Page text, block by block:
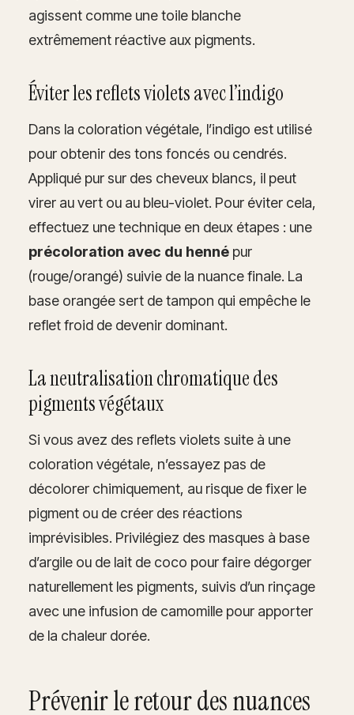
agissent comme une toile blanche
extrêmement réactive aux pigments.
Éviter les reflets violets avec l’indigo
Dans la coloration végétale, l’indigo est utilisé
pour obtenir des tons foncés ou cendrés.
Appliqué pur sur des cheveux blancs, il peut
virer au vert ou au bleu-violet. Pour éviter cela,
effectuez une technique en deux étapes : une
précoloration avec du henné pur
(rouge/orangé) suivie de la nuance finale. La
base orangée sert de tampon qui empêche le
reflet froid de devenir dominant.
La neutralisation chromatique des
pigments végétaux
Si vous avez des reflets violets suite à une
coloration végétale, n’essayez pas de
décolorer chimiquement, au risque de fixer le
pigment ou de créer des réactions
imprévisibles. Privilégiez des masques à base
d’argile ou de lait de coco pour faire dégorger
naturellement les pigments, suivis d’un rinçage
avec une infusion de camomille pour apporter
de la chaleur dorée.
Prévenir le retour des nuances